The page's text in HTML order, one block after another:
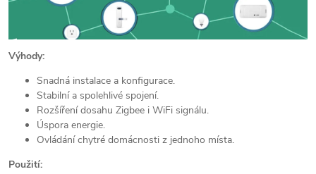
Výhody:
Snadná instalace a konfigurace.
Stabilní a spolehlivé spojení.
Rozšíření dosahu Zigbee i WiFi signálu.
Úspora energie.
Ovládání chytré domácnosti z jednoho místa.
Použití: